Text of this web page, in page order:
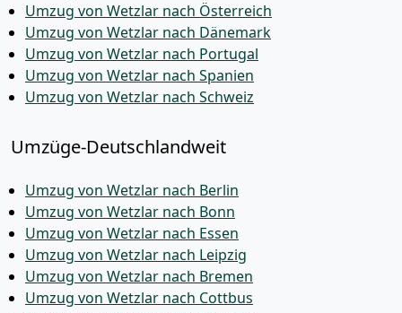
Umzug von Wetzlar nach Österreich
Umzug von Wetzlar nach Dänemark
Umzug von Wetzlar nach Portugal
Umzug von Wetzlar nach Spanien
Umzug von Wetzlar nach Schweiz
Umzüge-Deutschlandweit
Umzug von Wetzlar nach Berlin
Umzug von Wetzlar nach Bonn
Umzug von Wetzlar nach Essen
Umzug von Wetzlar nach Leipzig
Umzug von Wetzlar nach Bremen
Umzug von Wetzlar nach Cottbus